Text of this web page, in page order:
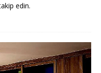
edin.